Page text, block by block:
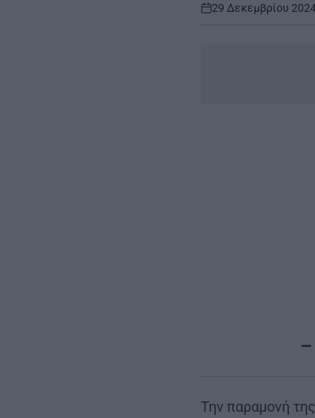
on
29 Δεκεμβρίου
Την παραμονή